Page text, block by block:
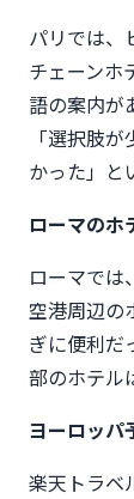
パリでは、
チェーンホ
語の案内が
「選択肢
かった」と
ローマのホ
ローマでは
空港周辺の
ぎに便利だ
部のホテル
ヨーロッパ
楽天トラベ